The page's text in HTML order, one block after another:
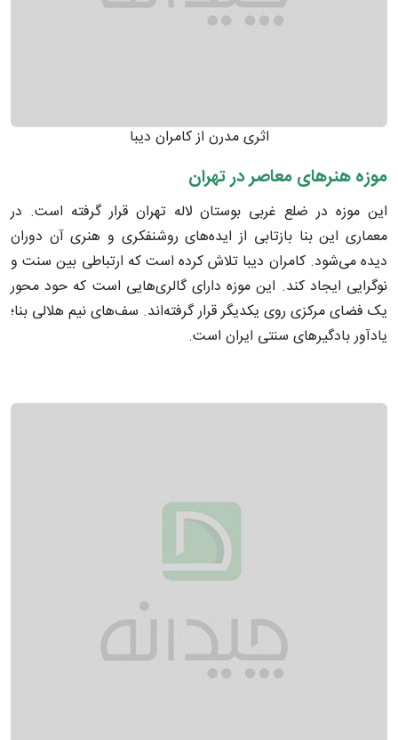
اثری مدرن از کامران دیبا
موزه هنرهای معاصر در تهران
این موزه در ضلع غربی بوستان لاله تهران قرار گرفته است. در
معماری این بنا بازتابی از ایده‌های روشنفکری و هنری آن دوران
دیده می‌شود. کامران دیبا تلاش کرده است که ارتباطی بین سنت و
نوگرایی ایجاد کند. این موزه دارای گالری‌هایی است که حود محور
یک فضای مرکزی روی یکدیگر قرار گرفته‌اند. سف‌های نیم هلالی بنا؛
یادآور بادگیرهای سنتی ایران است.